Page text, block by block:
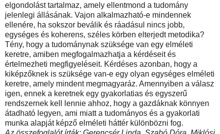
elgondolást tartalmaz, amely ellentmond a tudomány
jelenlegi állásának. Vajon alkalmazható-e mindennek
ellenére, ha sokszor beválik és ráadásul nincs jobb,
egységes és koherens, széles körben elterjedt metodika?
Tény, hogy a tudománynak szüksége van egy elméleti
keretre, amiben megfogalmazhatja a kérdéseit és
értelmezheti megfigyeléseit. Kérdéses azonban, hogy a
kiképzőknek is szüksége van-e egy olyan egységes elméleti
keretre, amely mindent megmagyaráz. Amennyiben a válasz
igen, ennek a keretnek egy gyakorlatias és egyszerű
rendszernek kell lennie ahhoz, hogy a gazdáknak könnyen
átadható legyen, ami miatt a tudományos és a gyakorlati
munka alapját képző elméleti háttér különbözni fog.